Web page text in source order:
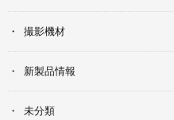
撮影機材
新製品情報
未分類